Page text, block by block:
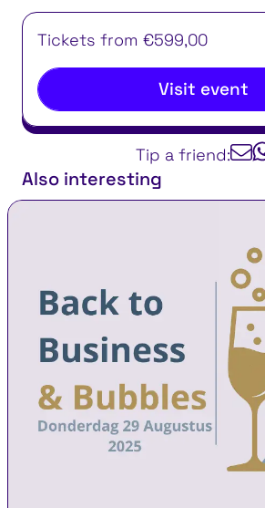
Tickets from €599,00
Visit event
Tip a friend:
Also interesting